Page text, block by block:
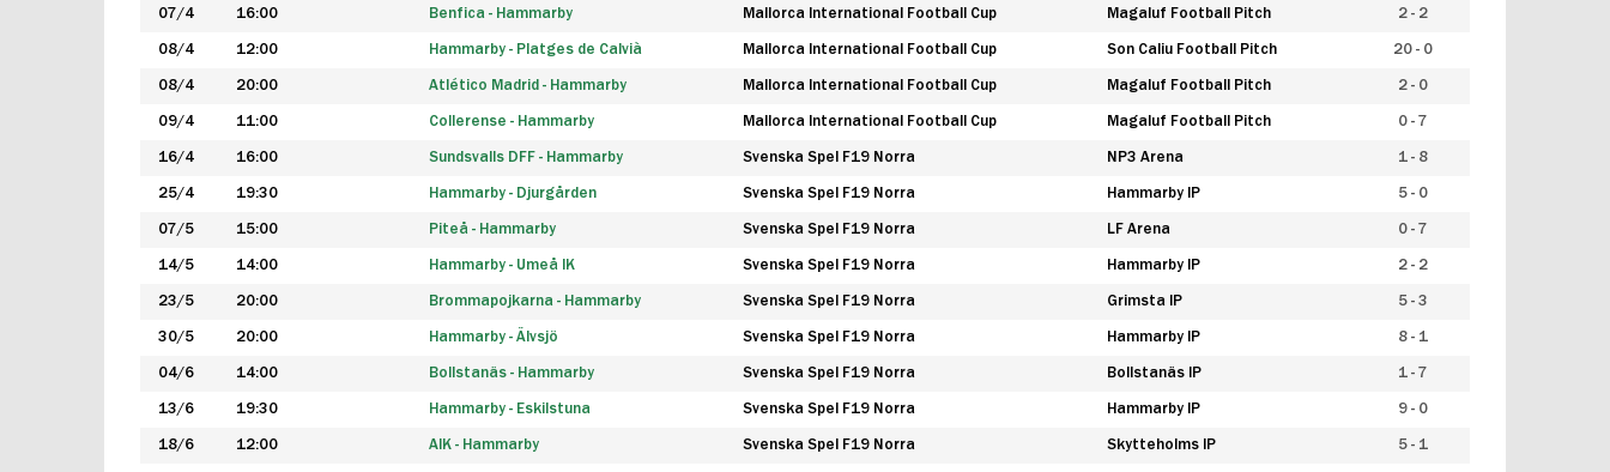
07/4 16:00 Benfica - Hammarby Mallorca International Football Cup Magaluf Football Pitch 2 - 2
08/4 12:00 Hammarby - Platges de Calvià Mallorca International Football Cup Son Caliu Football Pitch 20 - 0
08/4 20:00 Atlético Madrid - Hammarby Mallorca International Football Cup Magaluf Football Pitch 2 - 0
09/4 11:00 Collerense - Hammarby Mallorca International Football Cup Magaluf Football Pitch 0 - 7
16/4 16:00 Sundsvalls DFF - Hammarby Svenska Spel F19 Norra NP3 Arena 1 - 8
25/4 19:30 Hammarby - Djurgården Svenska Spel F19 Norra Hammarby IP 5 - 0
07/5 15:00 Piteå - Hammarby Svenska Spel F19 Norra LF Arena 0 - 7
14/5 14:00 Hammarby - Umeå IK Svenska Spel F19 Norra Hammarby IP 2 - 2
23/5 20:00 Brommapojkarna - Hammarby Svenska Spel F19 Norra Grimsta IP 5 - 3
30/5 20:00 Hammarby - Älvsjö Svenska Spel F19 Norra Hammarby IP 8 - 1
04/6 14:00 Bollstanäs - Hammarby Svenska Spel F19 Norra Bollstanäs IP 1 - 7
13/6 19:30 Hammarby - Eskilstuna Svenska Spel F19 Norra Hammarby IP 9 - 0
18/6 12:00 AIK - Hammarby Svenska Spel F19 Norra Skytteholms IP 5 - 1